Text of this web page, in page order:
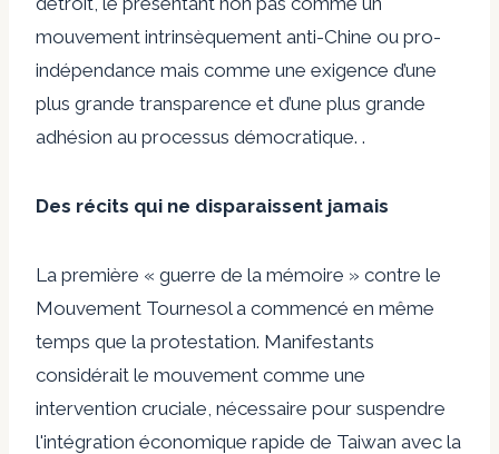
mouvement intrinsèquement anti-Chine ou pro-
indépendance mais comme une exigence d’une
plus grande transparence et d’une plus grande
adhésion au processus démocratique. .
Des récits qui ne disparaissent jamais
La première « guerre de la mémoire » contre le
Mouvement Tournesol a commencé en même
temps que la protestation. Manifestants
considérait le mouvement comme une
intervention cruciale, nécessaire pour suspendre
l'intégration économique rapide de Taiwan avec la